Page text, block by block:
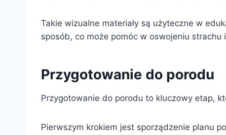
Takie wizualne materiały są użyteczne w
sposób, co może pomóc w oswojeniu
Przygotowanie do porodu
Przygotowanie do porodu to kluczowy etap,
Pierwszym krokiem jest sporządzenie planu